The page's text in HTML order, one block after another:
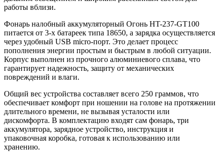
работы вблизи.
Фонарь налобный аккумуляторный Огонь HT-237-GT100
питается от 3-х батареек типа 18650, а зарядка осуществляется
через удобный USB micro-порт. Это делает процесс
пополнения энергии простым и быстрым в любой ситуации.
Корпус выполнен из прочного алюминиевого сплава, что
гарантирует надежность, защиту от механических
повреждений и влаги.
Общий вес устройства составляет всего 250 граммов, что
обеспечивает комфорт при ношении на голове на протяжении
длительного времени, не вызывая усталости или
дискомфорта. В комплектацию входят сам фонарь, три
аккумулятора, зарядное устройство, инструкция и
упаковочная коробка, готовая к использованию или
хранению.